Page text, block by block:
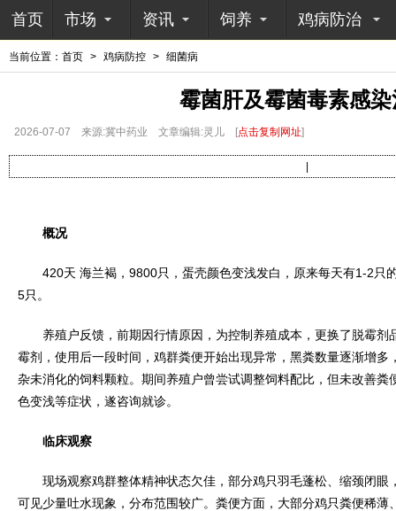
首页 市场 资讯 饲养 鸡病防治
当前位置： 首页 > 鸡病防控 > 细菌病
霉菌肝及霉菌毒素感
2026-07-07 来源:冀中药业 文章编辑:灵儿 [点击复制网址]
概况
420天 海兰褐，9800只，蛋壳颜色变浅发白，原来每天有1-2只
5只。
养殖户反馈，前期因行情原因，为控制养殖成本，更换了脱霉剂
霉剂，使用后一段时间，鸡群粪便开始出现异常，黑粪数量逐渐增多
杂未消化的饲料颗粒。期间养殖户曾尝试调整饲料配比，但未改善粪
色变浅等症状，遂咨询就诊。
临床观察
现场观察鸡群整体精神状态欠佳，部分鸡只羽毛蓬松、缩颈闭眼
可见少量吐水现象，分布范围较广。粪便方面，大部分鸡只粪便稀薄